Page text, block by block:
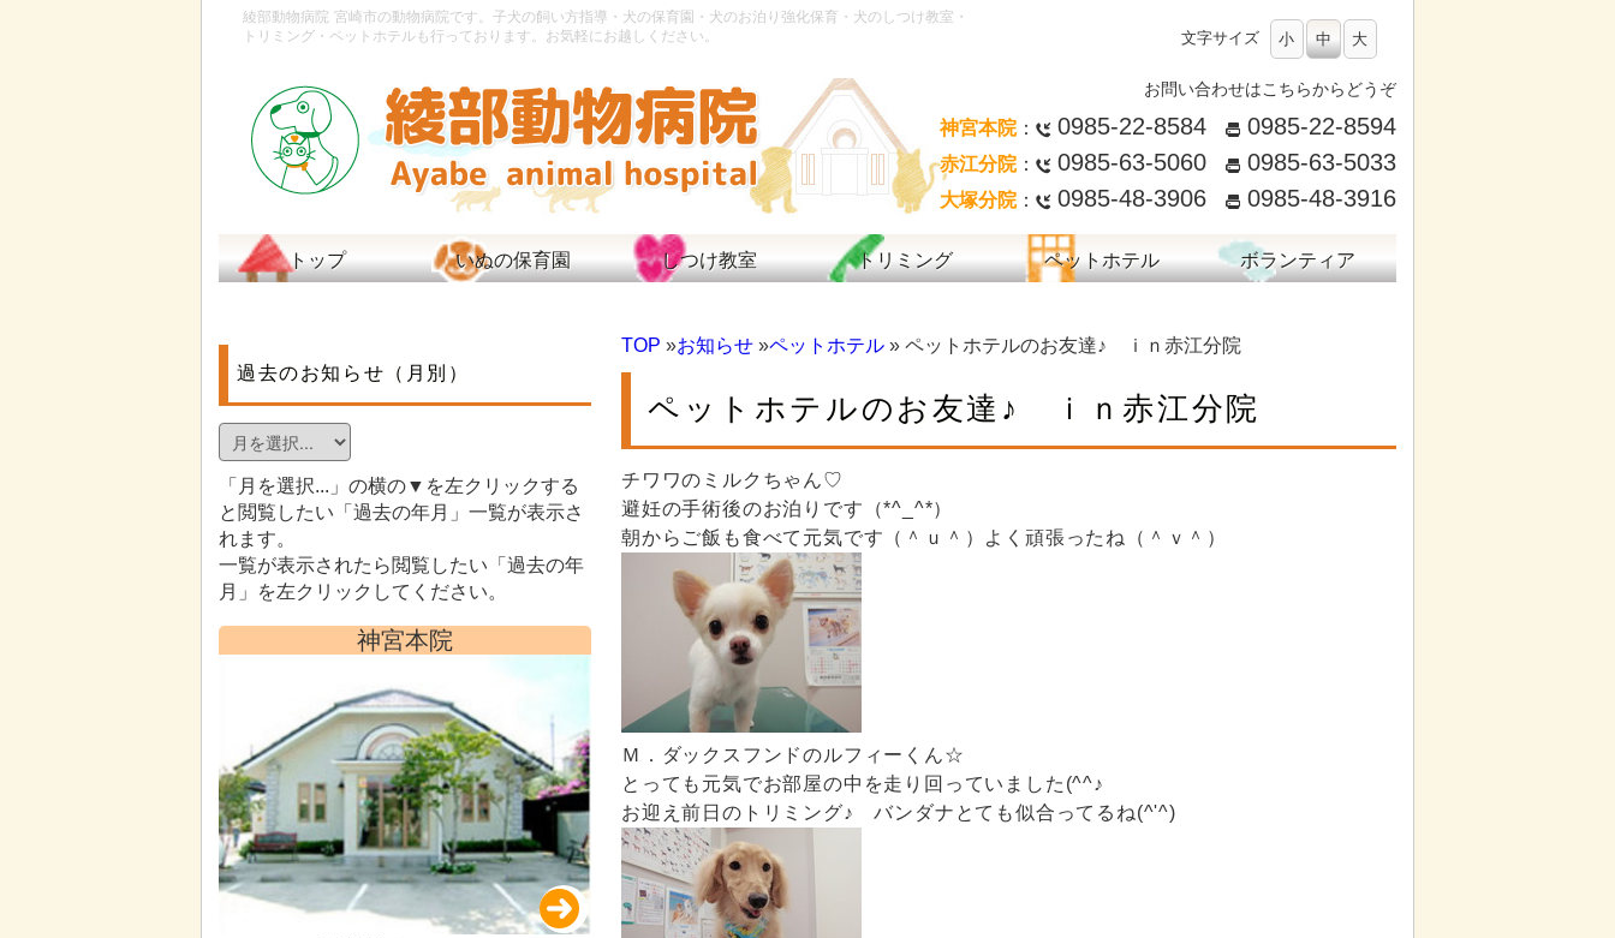
綾部動物病院 宮崎市の動物病院です。子犬の飼い方指導・犬の保育園・犬のお泊り強化保育・犬のしつけ教室・
トリミング・ペットホテルも行っております。お気軽にお越しください。
文字サイズ 小 中 大
お問い合わせはこちらからどうぞ
神宮本院： 0985-22-8584 0985-22-8594
赤江分院： 0985-63-5060 0985-63-5033
大塚分院： 0985-48-3906 0985-48-3916
トップ いぬの保育園 しつけ教室 トリミング ペットホテル ボランティア
過去のお知らせ（月別）
「月を選択...」の横の▼を左クリックする
と閲覧したい「過去の年月」一覧が表示さ
れます。
一覧が表示されたら閲覧したい「過去の年
月」を左クリックしてください。
TOP »お知らせ »ペットホテル » ペットホテルのお友達♪ ｉｎ赤江分院
ペットホテルのお友達♪ ｉｎ赤江分院
チワワのミルクちゃん♡
避妊の手術後のお泊りです（*^_^*）
朝からご飯も食べて元気です（＾ｕ＾）よく頑張ったね（＾ｖ＾）
Ｍ．ダックスフンドのルフィーくん☆
とっても元気でお部屋の中を走り回っていました(^^♪
お迎え前日のトリミング♪ バンダナとても似合ってるね(^'^)
神宮本院